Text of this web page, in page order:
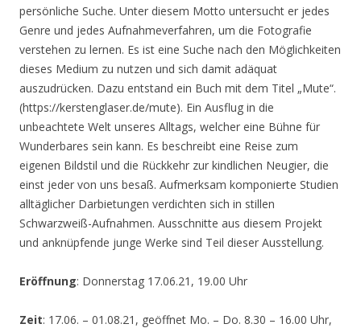
persönliche Suche. Unter diesem Motto untersucht er jedes
Genre und jedes Aufnahmeverfahren, um die Fotografie
verstehen zu lernen. Es ist eine Suche nach den Möglichkeiten
dieses Medium zu nutzen und sich damit adäquat
auszudrücken. Dazu entstand ein Buch mit dem Titel „Mute“.
(https://kerstenglaser.de/mute). Ein Ausflug in die
unbeachtete Welt unseres Alltags, welcher eine Bühne für
Wunderbares sein kann. Es beschreibt eine Reise zum
eigenen Bildstil und die Rückkehr zur kindlichen Neugier, die
einst jeder von uns besaß. Aufmerksam komponierte Studien
alltäglicher Darbietungen verdichten sich in stillen
Schwarzweiß-Aufnahmen. Ausschnitte aus diesem Projekt
und anknüpfende junge Werke sind Teil dieser Ausstellung.
Eröffnung: Donnerstag 17.06.21, 19.00 Uhr
Zeit: 17.06. – 01.08.21, geöffnet Mo. – Do. 8.30 – 16.00 Uhr,